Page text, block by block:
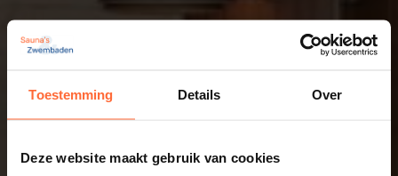
Toestemming Details Over
Deze website maakt gebruik van cookies